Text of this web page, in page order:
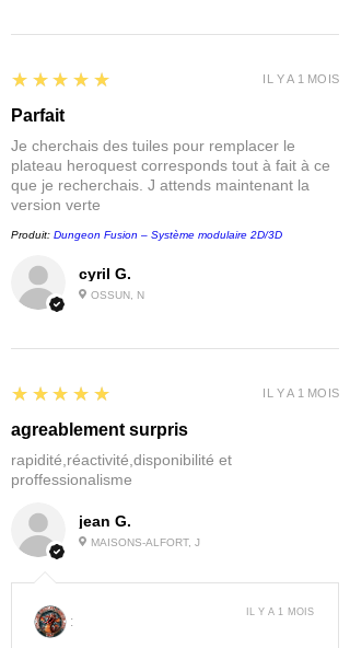
1 pont impriméSarissa-CMYK
cyril G.
OSSUN, N
5
★★★★★
Parfait
Je cherchais des tuiles pour remplacer le
plateau heroquest corresponds tout à fait à ce
que je recherchais. J attends maintenant la
version verte
Produit: Dungeon Fusion – Système modulaire 2D/3D
IL Y A 1 MOIS
jean G.
MAISONS-ALFORT, J
5
★★★★★
agreablement surpris
rapidité,réactivité,disponibilité et
proffessionalisme
IL Y A 1 MOIS
:
IL Y A 1 MOIS